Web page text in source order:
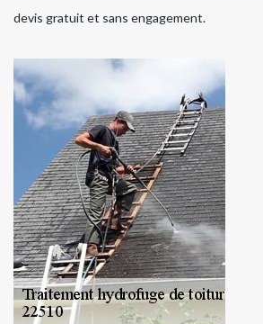
devis gratuit et sans engagement.